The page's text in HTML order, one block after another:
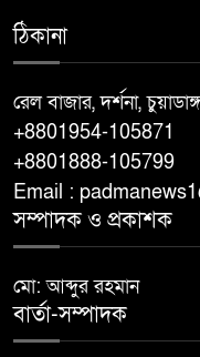
ঠিকানা
রেল বাজার, দর্শনা,
+8801954-105871
+8801888-105799
Email :
সম্পাদক ও প্রকাশক
মো: আব্দুর রহমান
বার্তা-সম্পাদক